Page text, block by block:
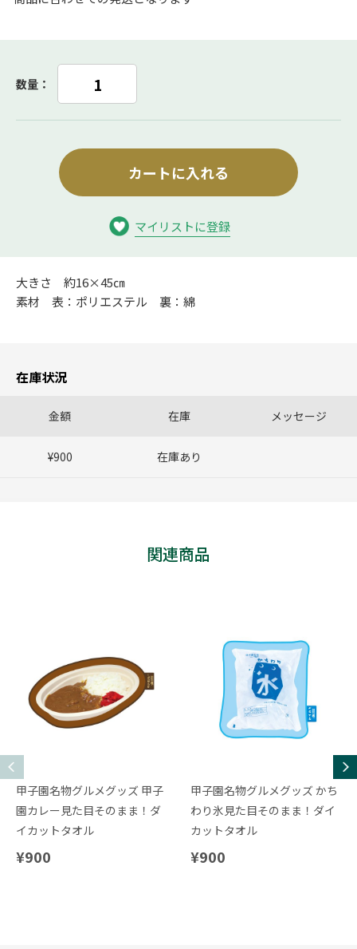
数量：
カートに入れる
マイリストに登録
大きさ 約16×45㎝
素材 表：ポリエステル 裏：綿
在庫状況
金額 在庫 メッセージ
¥900 在庫あり
関連商品
甲子園名物グルメグッズ 甲子
園カレー見た目そのまま！ダ
イカットタオル
¥900
甲子園名物グルメグッズ かち
わり氷見た目そのまま！ダイ
カットタオル
¥900